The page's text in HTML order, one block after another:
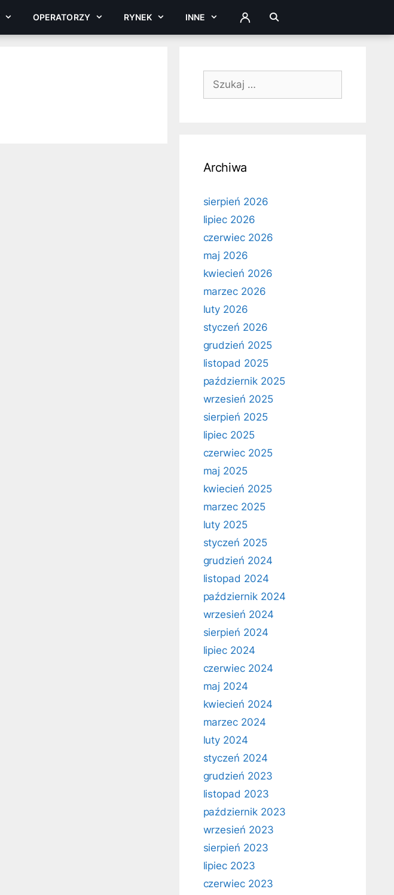
OPERATORZY RYNEK INNE ZALOGUJ
Szukaj:
Archiwa
sierpień 2026
lipiec 2026
czerwiec 2026
maj 2026
kwiecień 2026
marzec 2026
luty 2026
styczeń 2026
grudzień 2025
listopad 2025
październik 2025
wrzesień 2025
sierpień 2025
lipiec 2025
czerwiec 2025
maj 2025
kwiecień 2025
marzec 2025
luty 2025
styczeń 2025
grudzień 2024
listopad 2024
październik 2024
wrzesień 2024
sierpień 2024
lipiec 2024
czerwiec 2024
maj 2024
kwiecień 2024
marzec 2024
luty 2024
styczeń 2024
grudzień 2023
listopad 2023
październik 2023
wrzesień 2023
sierpień 2023
lipiec 2023
czerwiec 2023